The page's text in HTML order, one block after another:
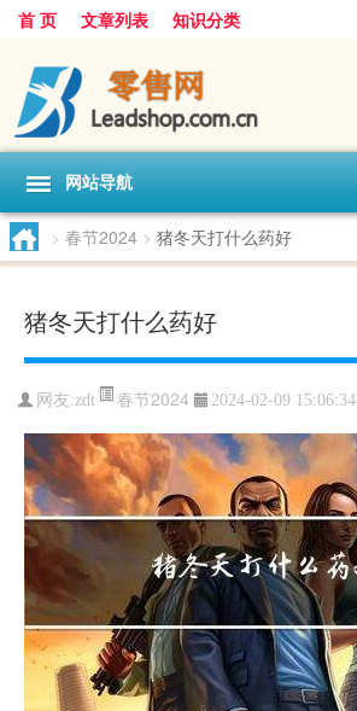
首 页 文章列表 知识分类
网站导航
> 春节2024 > 猪冬天打什么药好
猪冬天打什么药好
网友:zdt 春节2024 2024-02-09 15:06:34